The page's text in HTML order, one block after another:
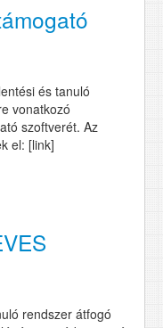
és tanuló
vonatkozó
szoftverét. Az
el: [link]
rendszer átfogó